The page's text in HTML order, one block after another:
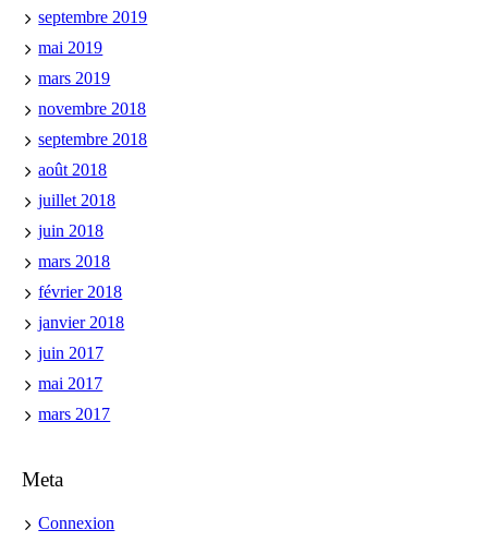
septembre 2019
mai 2019
mars 2019
novembre 2018
septembre 2018
août 2018
juillet 2018
juin 2018
mars 2018
février 2018
janvier 2018
juin 2017
mai 2017
mars 2017
Meta
Connexion